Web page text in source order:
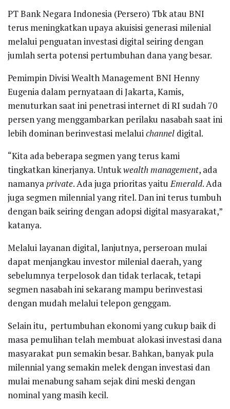
PT Bank Negara Indonesia (Persero) Tbk atau BNI
terus meningkatkan upaya akuisisi generasi milenial
melalui penguatan investasi digital seiring dengan
jumlah serta potensi pertumbuhan dana yang besar.
Pemimpin Divisi Wealth Management BNI Henny
Eugenia dalam pernyataan di Jakarta, Kamis,
menuturkan saat ini penetrasi internet di RI sudah 70
persen yang menggambarkan perilaku nasabah saat ini
lebih dominan berinvestasi melaluichannel digital.
“Kita ada beberapa segmen yang terus kami
tingkatkan kinerjanya. Untukwealth management, ada
namanyaprivate. Ada juga prioritas yaituEmerald. Ada
juga segmen milennial yang ritel. Dan ini terus tumbuh
dengan baik seiring dengan adopsi digital masyarakat,”
katanya.
Melalui layanan digital, lanjutnya, perseroan mulai
dapat menjangkau investor milenial daerah, yang
sebelumnya terpelosok dan tidak terlacak, tetapi
segmen nasabah ini sekarang mampu berinvestasi
dengan mudah melalui telepon genggam.
Selain itu, pertumbuhan ekonomi yang cukup baik di
masa pemulihan telah membuat alokasi investasi dana
masyarakat pun semakin besar. Bahkan, banyak pula
milennial yang semakin melek dengan investasi dan
mulai menabung saham sejak dini meski dengan
nominal yang masih kecil.